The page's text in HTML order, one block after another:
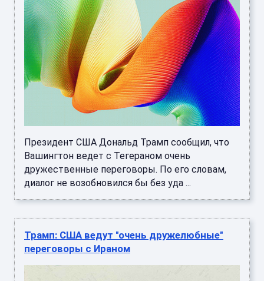
Президент США Дональд Трамп сообщил, что
Вашингтон ведет с Тегераном очень
дружественные переговоры. По его словам,
диалог не возобновился бы без уда ...
Трамп: США ведут "очень дружелюбные"
переговоры с Ираном